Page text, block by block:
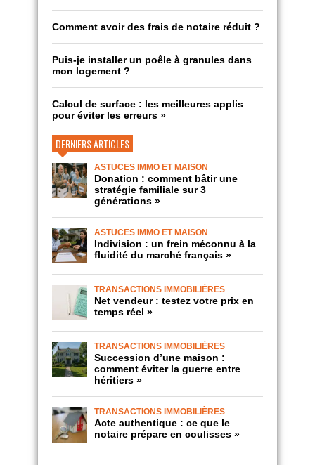
Comment avoir des frais de notaire réduit ?
Puis-je installer un poêle à granules dans
mon logement ?
Calcul de surface : les meilleures applis
pour éviter les erreurs »
DERNIERS ARTICLES
ASTUCES IMMO ET MAISON
Donation : comment bâtir une
stratégie familiale sur 3
générations »
ASTUCES IMMO ET MAISON
Indivision : un frein méconnu à la
fluidité du marché français »
TRANSACTIONS IMMOBILIÈRES
Net vendeur : testez votre prix en
temps réel »
TRANSACTIONS IMMOBILIÈRES
Succession d’une maison :
comment éviter la guerre entre
héritiers »
TRANSACTIONS IMMOBILIÈRES
Acte authentique : ce que le
notaire prépare en coulisses »